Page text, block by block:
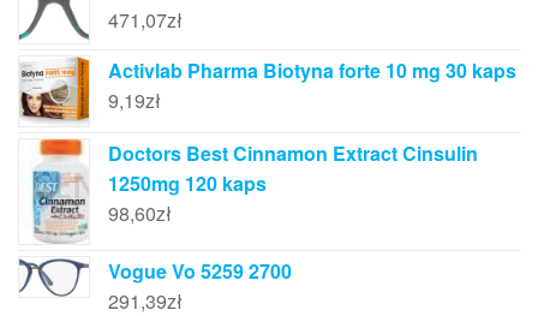
471,07zł
Activlab Pharma Biotyna forte 10 mg 30 kaps
9,19zł
Doctors Best Cinnamon Extract Cinsulin
1250mg 120 kaps
98,60zł
Vogue Vo 5259 2700
291,39zł